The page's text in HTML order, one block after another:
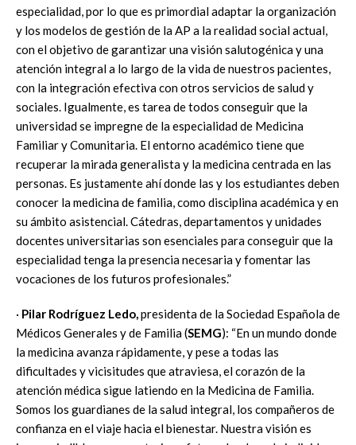
especialidad, por lo que es primordial adaptar la organización
y los modelos de gestión de la AP a la realidad social actual,
con el objetivo de garantizar una visión salutogénica y una
atención integral a lo largo de la vida de nuestros pacientes,
con la integración efectiva con otros servicios de salud y
sociales. Igualmente, es tarea de todos conseguir que la
universidad se impregne de la especialidad de Medicina
Familiar y Comunitaria. El entorno académico tiene que
recuperar la mirada generalista y la medicina centrada en las
personas. Es justamente ahí donde las y los estudiantes deben
conocer la medicina de familia, como disciplina académica y en
su ámbito asistencial. Cátedras, departamentos y unidades
docentes universitarias son esenciales para conseguir que la
especialidad tenga la presencia necesaria y fomentar las
vocaciones de los futuros profesionales.”
· Pilar Rodríguez Ledo,presidenta de la Sociedad Española de
Médicos Generales y de Familia (SEMG): “En un mundo donde
la medicina avanza rápidamente, y pese a todas las
dificultades y vicisitudes que atraviesa, el corazón de la
atención médica sigue latiendo en la Medicina de Familia.
Somos los guardianes de la salud integral, los compañeros de
confianza en el viaje hacia el bienestar. Nuestra visión es